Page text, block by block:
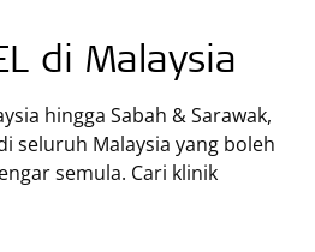
di Malaysia
hingga Sabah & Sarawak,
seluruh Malaysia yang boleh
semula. Cari klinik